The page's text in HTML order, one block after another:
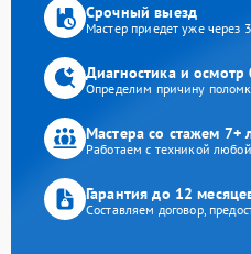
Срочный выезд
Мастер приедет уже через
Диагностика и осмотр
Определим причину
Мастера со стажем 7+
Работаем с техникой
Гарантия до 12
Составляем договор,